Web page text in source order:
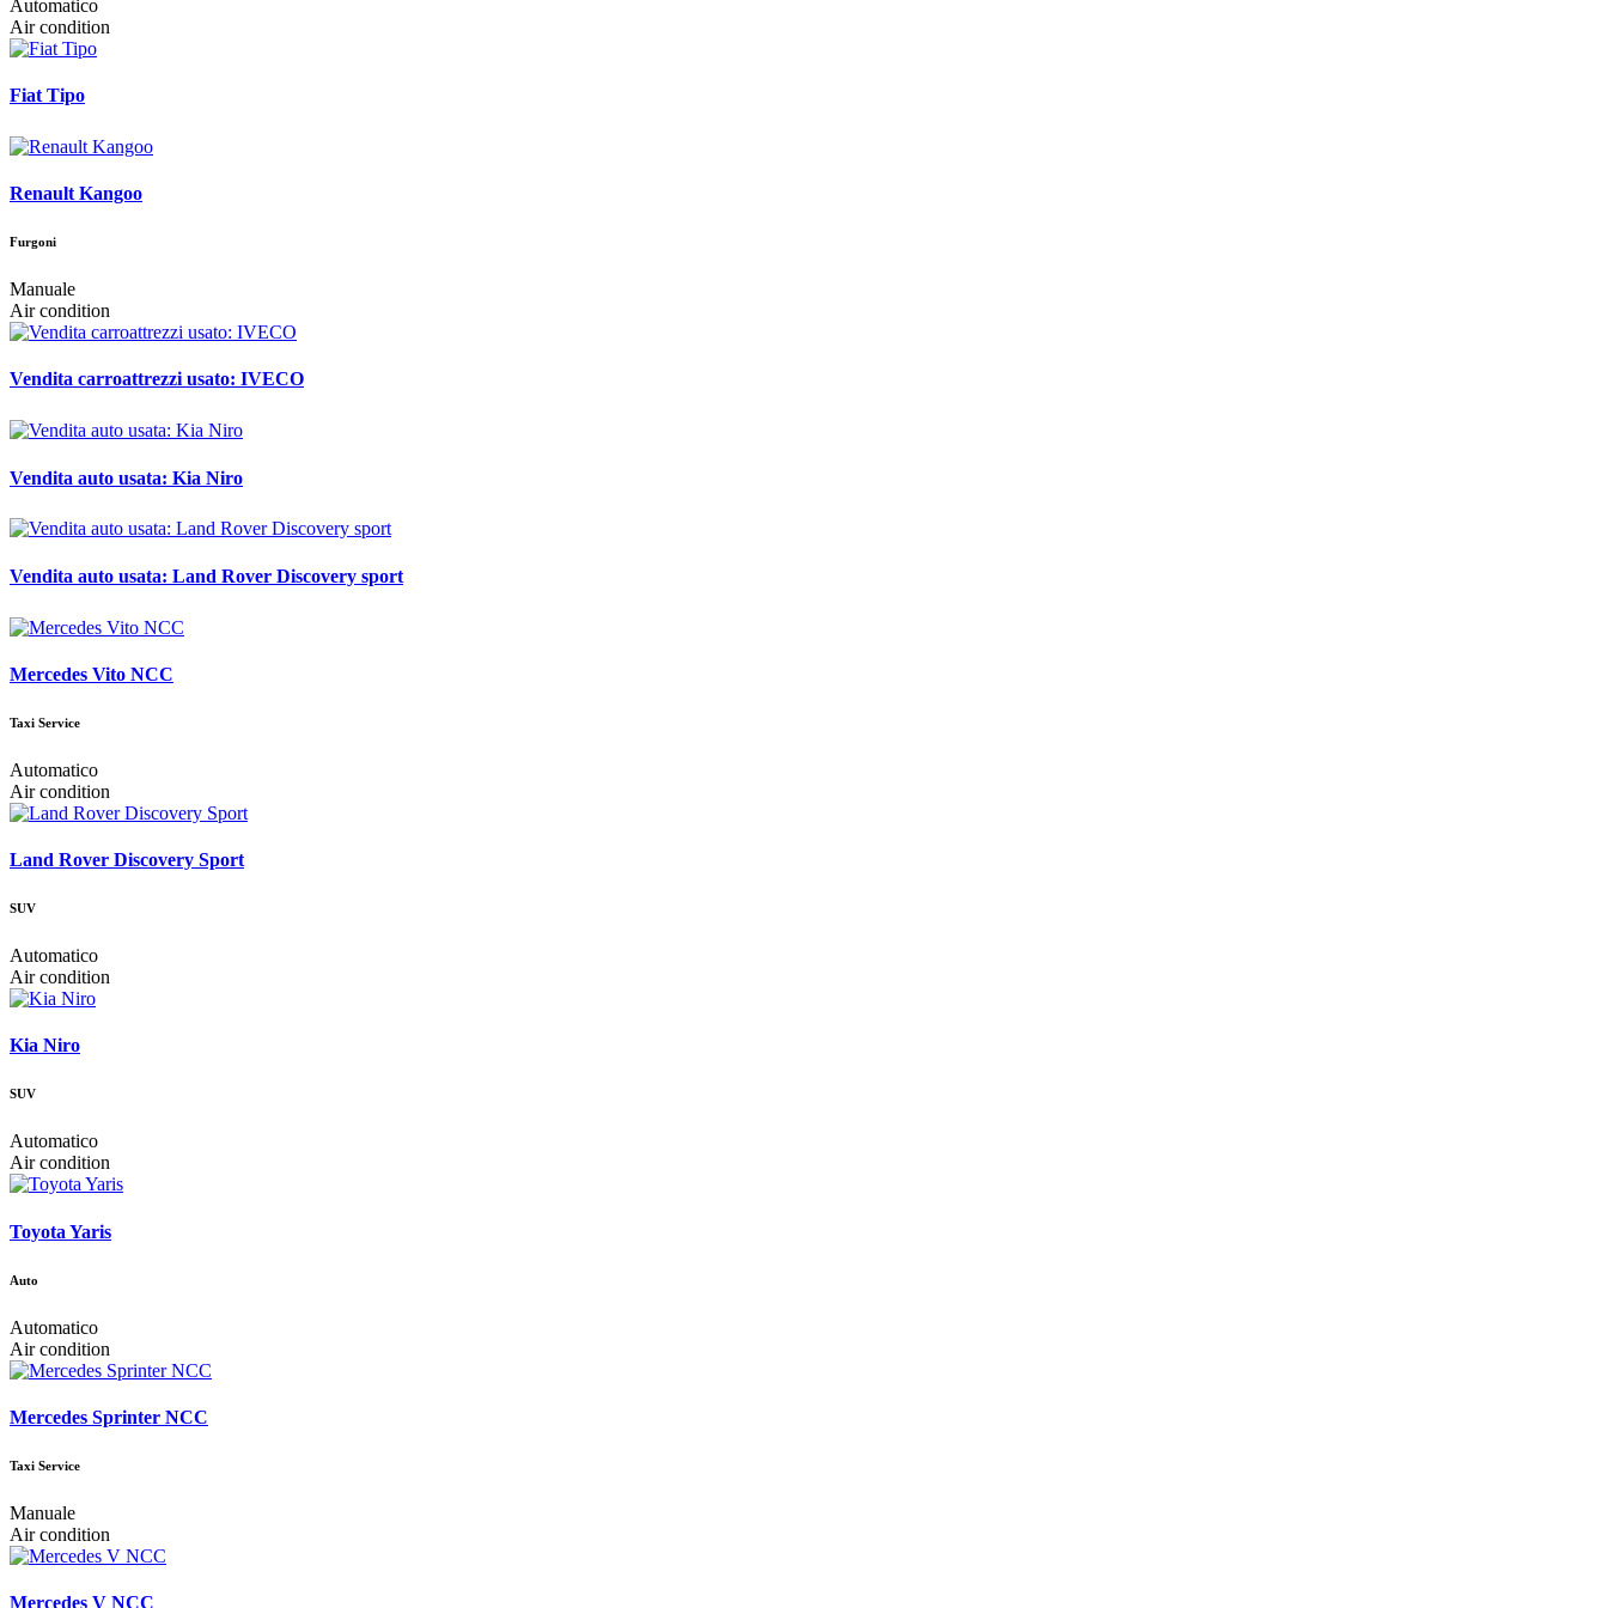
Automatico
Air condition
Fiat Tipo
Renault Kangoo
Furgoni
Manuale
Air condition
Vendita carroattrezzi usato: IVECO
Vendita auto usata: Kia Niro
Vendita auto usata: Land Rover Discovery sport
Mercedes Vito NCC
Taxi Service
Automatico
Air condition
Land Rover Discovery Sport
SUV
Automatico
Air condition
Kia Niro
SUV
Automatico
Air condition
Toyota Yaris
Auto
Automatico
Air condition
Mercedes Sprinter NCC
Taxi Service
Manuale
Air condition
Mercedes V NCC